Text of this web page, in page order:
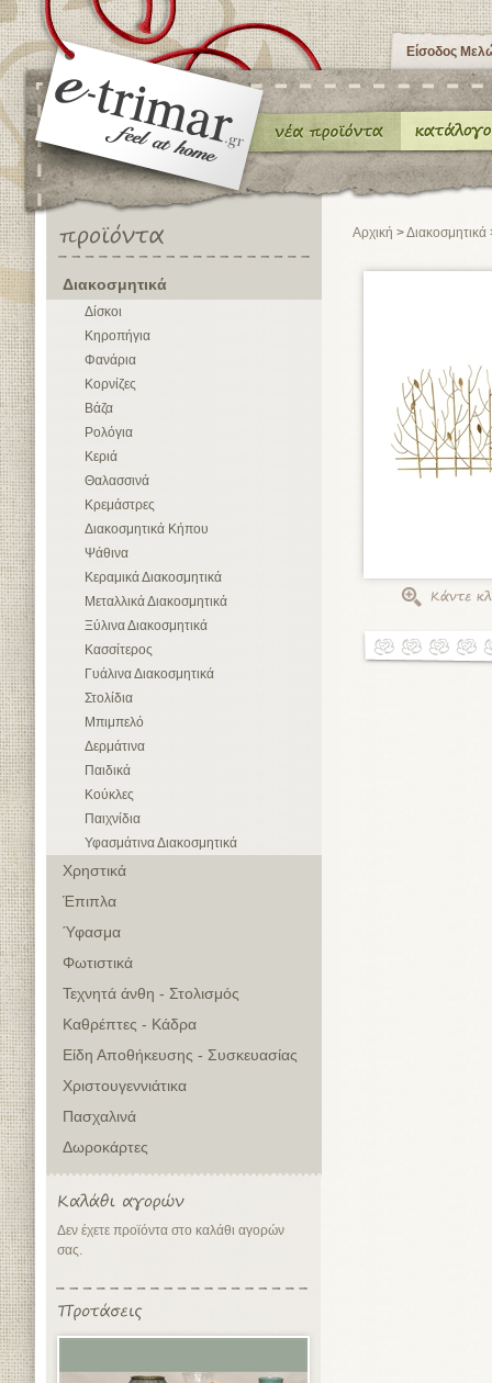
Είσοδος
Διακοσμητικά
Δίσκοι
Κηροπήγια
Φανάρια
Κορνίζες
Βάζα
Ρολόγια
Κεριά
Θαλασσινά
Κρεμάστρες
Διακοσμητικά Κήπου
Ψάθινα
Κεραμικά Διακοσμητικά
Μεταλλικά Διακοσμητικά
Ξύλινα Διακοσμητικά
Κασσίτερος
Γυάλινα Διακοσμητικά
Στολίδια
Μπιμπελό
Δερμάτινα
Παιδικά
Κούκλες
Παιχνίδια
Υφασμάτινα Διακοσμητικά
Χρηστικά
Έπιπλα
Ύφασμα
Φωτιστικά
Τεχνητά άνθη - Στολισμός
Καθρέπτες - Κάδρα
Είδη Αποθήκευσης - Συσκευασίας
Χριστουγεννιάτικα
Πασχαλινά
Δωροκάρτες
Δεν έχετε προϊόντα στο καλάθι αγορών
σας.
Αρχική >Διακοσμητικά